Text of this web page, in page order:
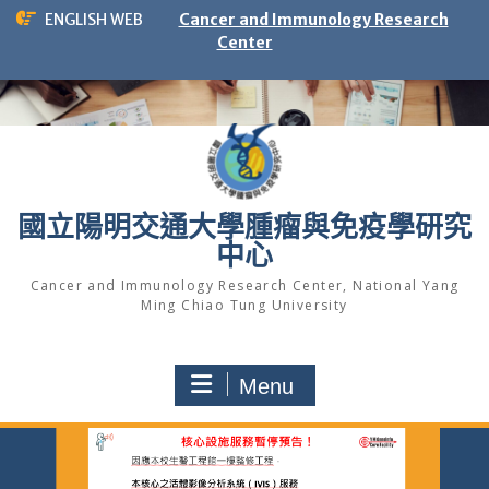
Skip
ENGLISH WEB
Cancer and Immunology Research
Center
國立陽明交通大學腫瘤與免疫學研究
中心
Cancer and Immunology Research Center, National Yang
Ming Chiao Tung University
Menu